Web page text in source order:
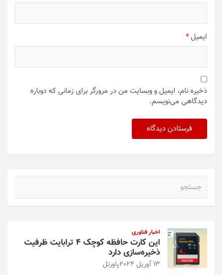
ایمیل*
ذخیره نام، ایمیل و وبسایت من در مرورگر برای زمانی که دوباره
دیدگاهی می‌نویسم.
اخبار فناوری
این کارت حافظه کوچک ۴ ترابایت ظرفیت
ذخیره‌سازی دارد
13 آوریل 2024 پاورتل